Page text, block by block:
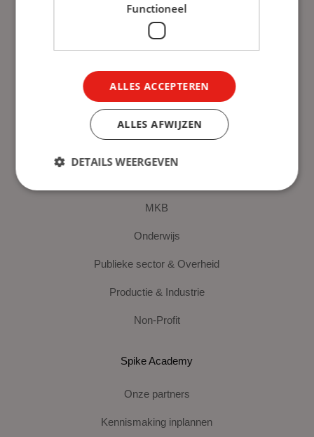
Diensten
Learning Management System
L&D-as-a-Service
MKB
Onderwijs
Publieke sector & Overheid
Productie & Industrie
Non-Profit
Spike Academy
Onze partners
Kennismaking inplannen
Functioneel
ALLES ACCEPTEREN
ALLES AFWIJZEN
DETAILS WEERGEVEN